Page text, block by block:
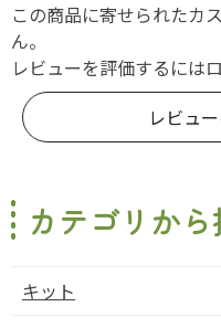
この商品に寄せられたカ
ん。
レビューを評価するには
レビュ
カテゴリか
キット